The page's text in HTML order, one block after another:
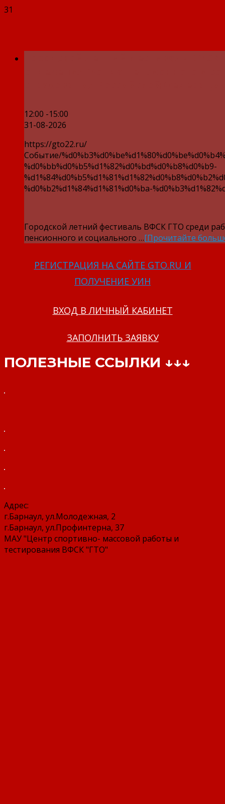
31
12:00 -15:00
31-08-2026
https://gto22.ru/
Событие/
%d0%bb%d0%b5%d1%82%d0%bd%d0%b8%d0%b9-
%d0%b2%d1%84%d1%81%d0%ba-
Городской летний фестиваль ВФСК ГТО среди
пенсионного и социального …[Прочитайте
РЕГИСТРАЦИЯ НА САЙТЕ GTO.RU И
ПОЛУЧЕНИЕ УИН
ВХОД В ЛИЧНЫЙ КАБИНЕТ
ЗАПОЛНИТЬ ЗАЯВКУ
ПОЛЕЗНЫЕ ССЫЛКИ ↓↓↓
Адрес:
г.Барнаул, ул.Молодежная, 2
г.Барнаул, ул.Профинтерна, 37
МАУ "Центр спортивно- массовой работы и
тестирования ВФСК "ГТО"